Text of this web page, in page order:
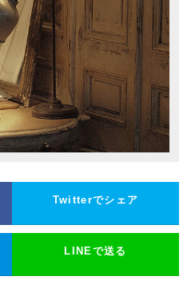
Twitterでシェア
LINEで送る